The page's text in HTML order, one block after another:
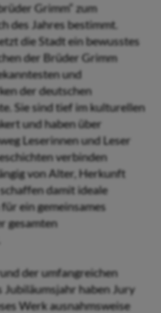
Grimm“ zum
des Jahres bestimmt.
die Stadt ein bewusstes
der Brüder Grimm
und
der deutschen
Sie sind tief im kulturellen
und haben über
Leserinnen und Leser
verbinden
von Alter, Herkunft
damit ideale
ein gemeinsames
gesamten
der umfangreichen
Jubiläumsjahr haben Jury
Werk ausnahmsweise